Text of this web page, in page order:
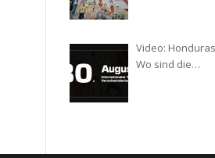
Video:
Wo sind die